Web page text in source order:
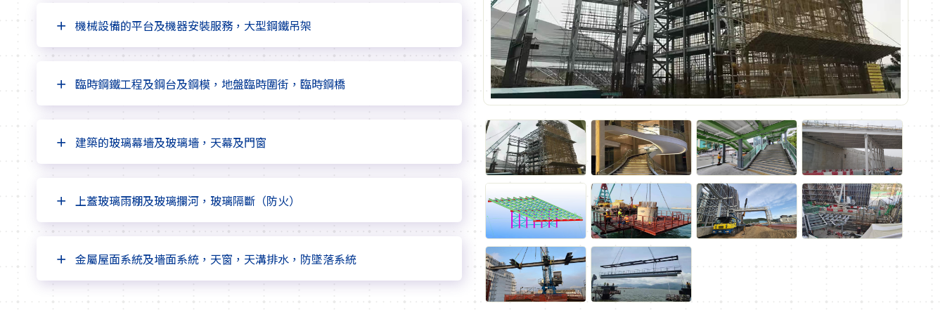
機械設備的平台及機器安裝服務，大型鋼鐵吊架
臨時鋼鐵工程及鋼台及鋼模，地盤臨時圍街，臨時鋼橋
建築的玻璃幕墻及玻璃墻，天幕及門窗
上蓋玻璃雨棚及玻璃攔河，玻璃隔斷（防火）
金屬屋面系統及墻面系統，天窗，天溝排水，防墜落系統